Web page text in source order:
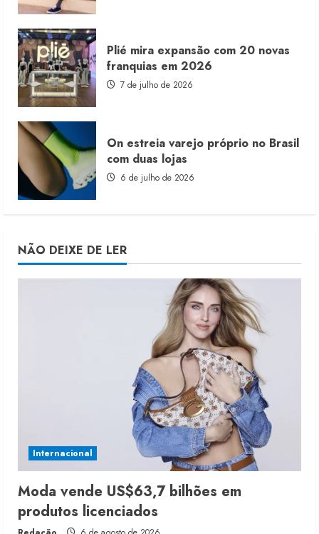
Plié mira expansão com 20 novas
franquias em 2026
7 de julho de 2026
On estreia varejo próprio no Brasil
com duas lojas
6 de julho de 2026
NÃO DEIXE DE LER
Internacional
Moda vende US$63,7 bilhões em
produtos licenciados